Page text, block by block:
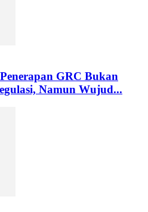
GRC Bukan
Namun Wujud...